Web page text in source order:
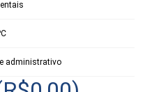
administrativo